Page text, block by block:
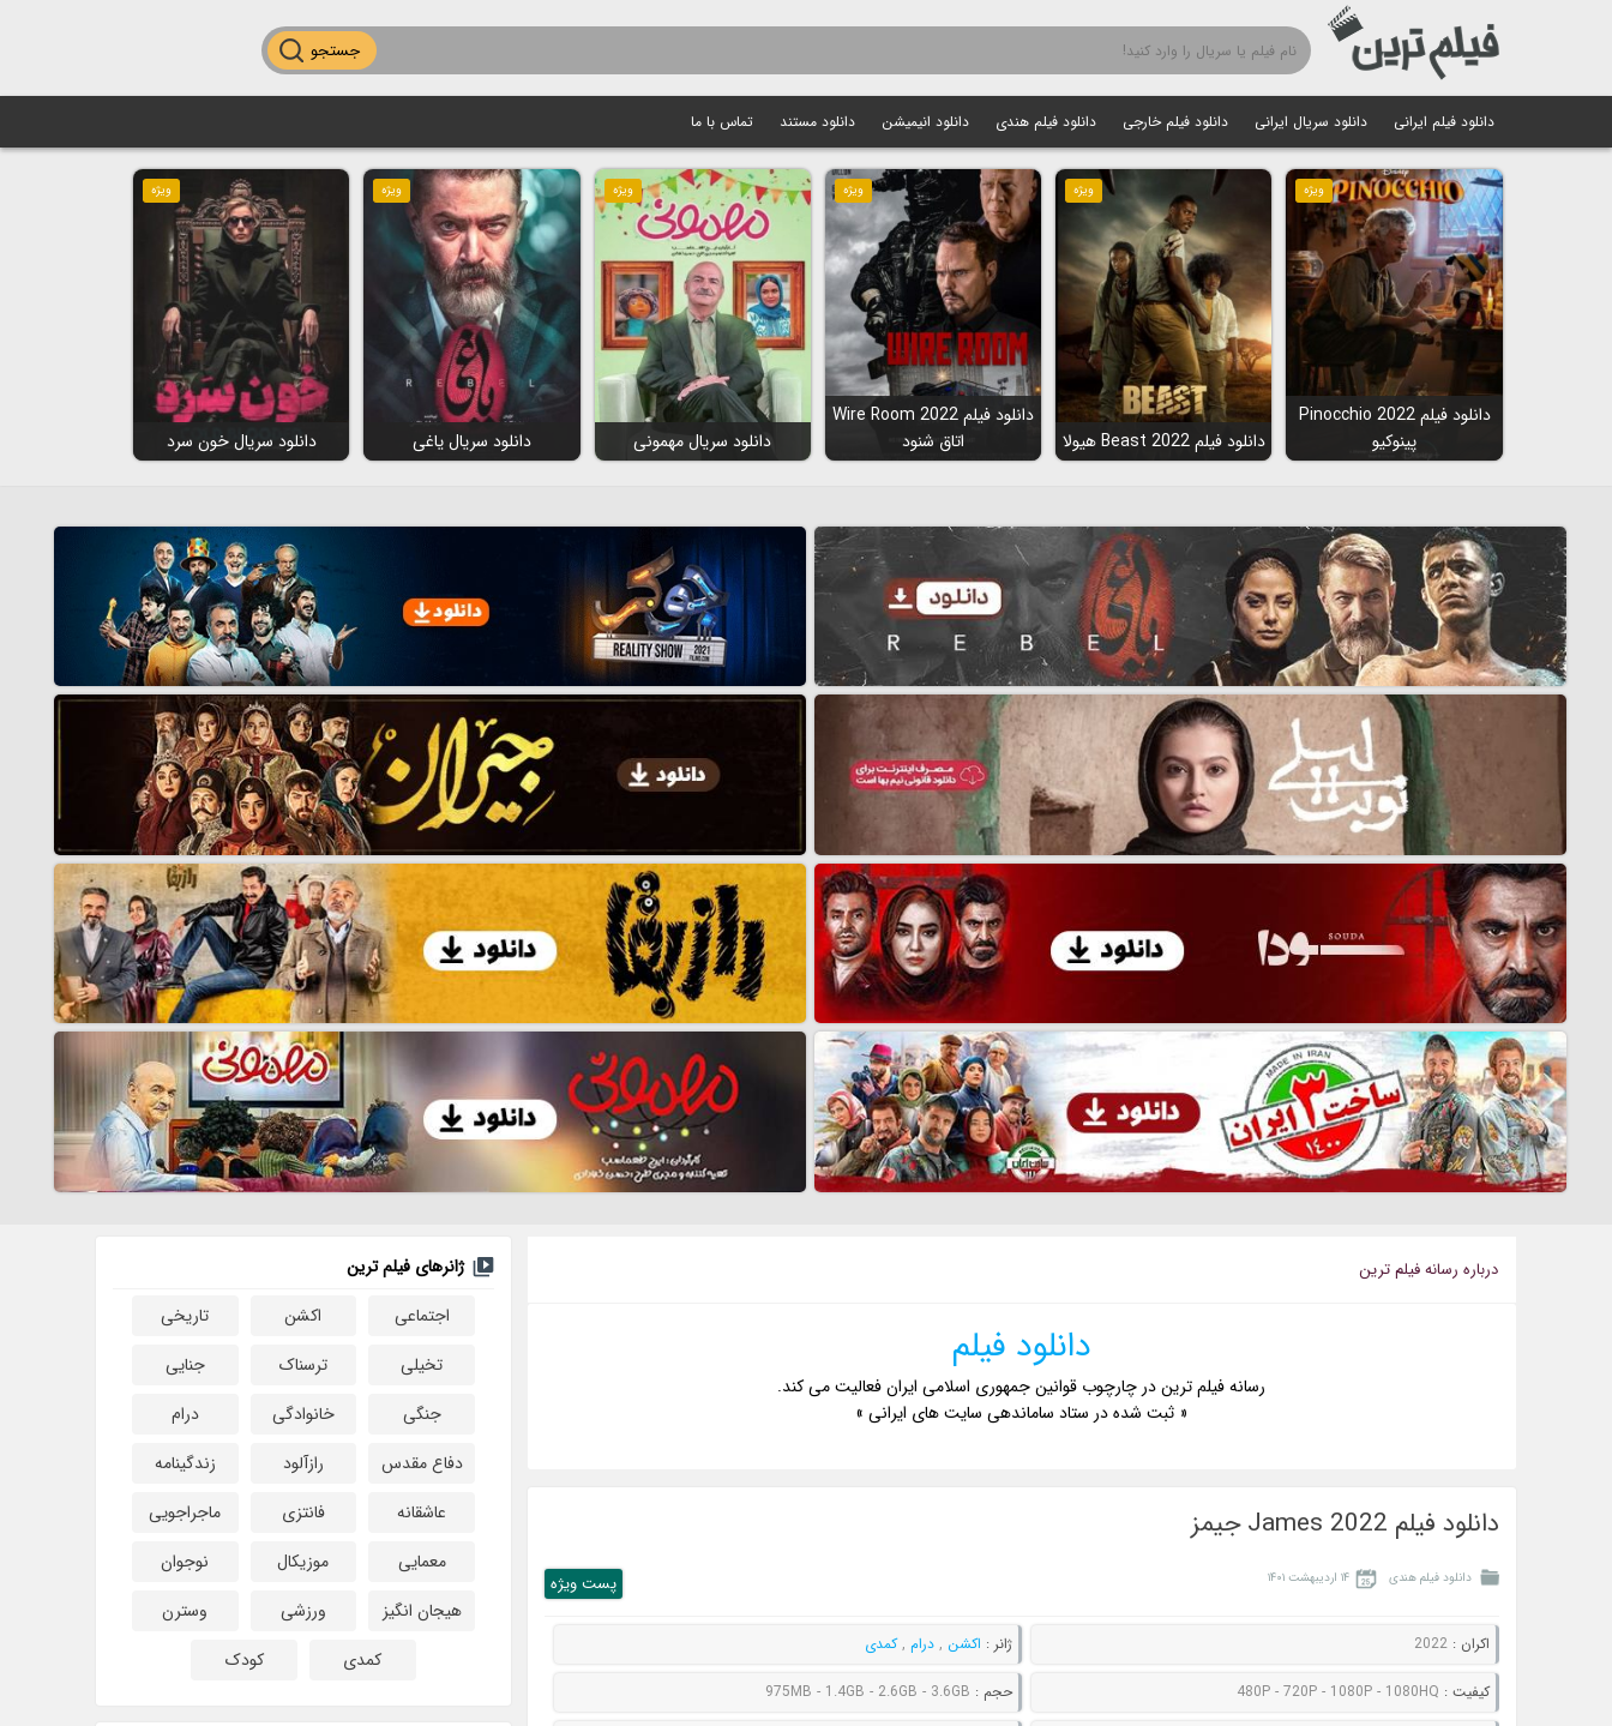
جستجو
دانلود فیلم ایرانی دانلود سریال ایرانی دانلود فیلم خارجی دانلود فیلم هندی دانلود انیمیشن دانلود مستند تماس با ما
ویژه
دانلود فیلم Pinocchio 2022
پینوکیو
ویژه
دانلود فیلم Beast 2022 هیولا
ویژه
دانلود فیلم Wire Room 2022
اتاق شنود
ویژه
دانلود سریال مهمونی
ویژه
دانلود سریال یاغی
ویژه
دانلود سریال خون سرد
درباره رسانه فيلم ترين
دانلود فیلم
رسانه فیلم ترین در چارچوب قوانین جمهوری اسلامی ایران فعالیت می کند.
« ثبت شده در ستاد ساماندهی سایت های ایرانی »
دانلود فیلم James 2022 جیمز
دانلود فیلم هندی ۱۴ اردیبهشت ۱۴۰۱ پست ويژه
اکران :2022 ژانر : اکشن ,درام ,کمدی
کيفيت : 480P - 720P - 1080P - 1080HQ حجم : 975MB - 1.4GB - 2.6GB - 3.6GB
ژانرهای فیلم ترین
اجتماعی
اکشن
تاریخی
تخیلی
ترسناک
جنایی
جنگی
خانوادگی
درام
دفاع مقدس
رازآلود
زندگینامه
عاشقانه
فانتزی
ماجراجویی
معمایی
موزیکال
نوجوان
هیجان انگیز
ورزشی
وسترن
کمدی
کودک